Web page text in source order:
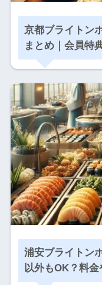
京都ブライトン
まとめ｜会員特
浦安ブライトン
以外もOK？料